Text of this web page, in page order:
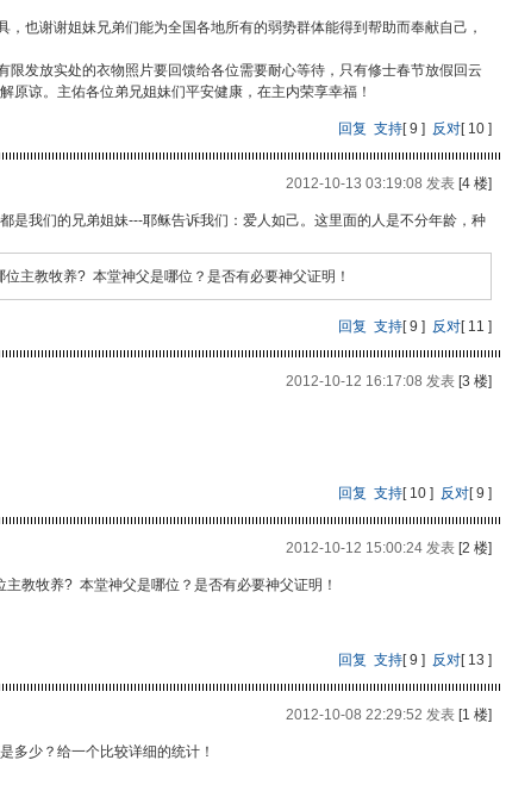
也谢谢姐妹兄弟们能为全国各地所有的弱势群体能得到帮助而奉献自己，
限发放实处的衣物照片要回馈给各位需要耐心等待，只有修士春节放假回云
原谅。主佑各位弟兄姐妹们平安健康，在主内荣享幸福！
回复 支持[9 ] 反对[10 ]
2012-10-13 03:19:08 发表[4 楼]
是我们的兄弟姐妹---耶稣告诉我们：爱人如己。这里面的人是不分年龄，种
主教牧养? 本堂神父是哪位？是否有必要神父证明！
回复 支持[9 ] 反对[11 ]
2012-10-12 16:17:08 发表[3 楼]
回复 支持[10 ] 反对[9 ]
2012-10-12 15:00:24 发表[2 楼]
教牧养? 本堂神父是哪位？是否有必要神父证明！
回复 支持[9 ] 反对[13 ]
2012-10-08 22:29:52 发表[1 楼]
多少？给一个比较详细的统计！